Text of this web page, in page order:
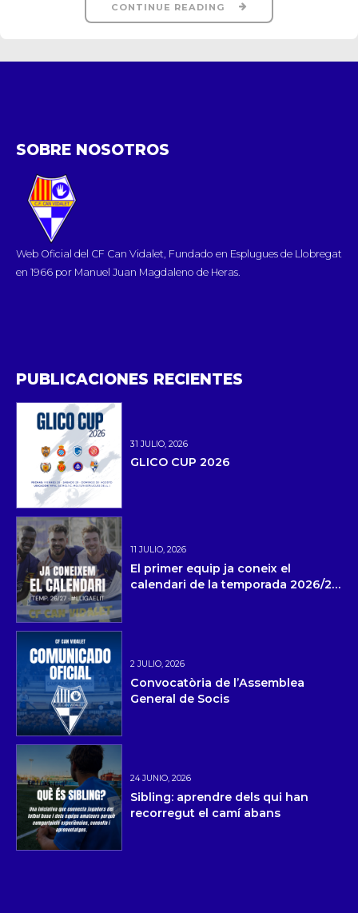
CONTINUE READING
SOBRE NOSOTROS
Web Oficial del CF Can Vidalet, Fundado en Esplugues de Llobregat
en 1966 por Manuel Juan Magdaleno de Heras.
PUBLICACIONES RECIENTES
31 JULIO, 2026
GLICO CUP 2026
11 JULIO, 2026
El primer equip ja coneix el
calendari de la temporada 2026/27
2 JULIO, 2026
Convocatòria de l’Assemblea
General de Socis
24 JUNIO, 2026
Sibling: aprendre dels qui han
recorregut el camí abans